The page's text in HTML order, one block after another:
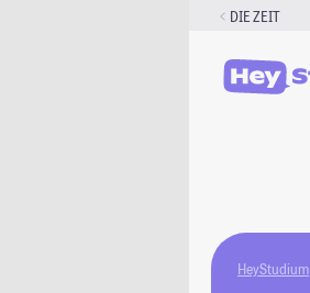
DIE ZEIT
HeyStudium